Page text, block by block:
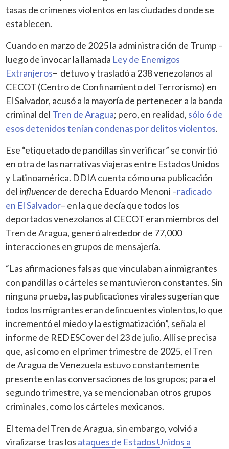
tasas de crímenes violentos en las ciudades donde se
establecen.
Cuando en marzo de 2025 la administración de Trump –
luego de invocar la llamada Ley de Enemigos
Extranjeros– detuvo y trasladó a 238 venezolanos al
CECOT (Centro de Confinamiento del Terrorismo) en
El Salvador, acusó a la mayoría de pertenecer a la banda
criminal del Tren de Aragua; pero, en realidad, sólo 6 de
esos detenidos tenían condenas por delitos violentos.
Ese “etiquetado de pandillas sin verificar” se convirtió
en otra de las narrativas viajeras entre Estados Unidos
y Latinoamérica. DDIA cuenta cómo una publicación
del influencerde derecha Eduardo Menoni –radicado
en El Salvador– en la que decía que todos los
deportados venezolanos al CECOT eran miembros del
Tren de Aragua, generó alrededor de 77,000
interacciones en grupos de mensajería.
“Las afirmaciones falsas que vinculaban a inmigrantes
con pandillas o cárteles se mantuvieron constantes. Sin
ninguna prueba, las publicaciones virales sugerían que
todos los migrantes eran delincuentes violentos, lo que
incrementó el miedo y la estigmatización”, señala el
informe de REDESCover del 23 de julio. Allí se precisa
que, así como en el primer trimestre de 2025, el Tren
de Aragua de Venezuela estuvo constantemente
presente en las conversaciones de los grupos; para el
segundo trimestre, ya se mencionaban otros grupos
criminales, como los cárteles mexicanos.
El tema del Tren de Aragua, sin embargo, volvió a
viralizarse tras los ataques de Estados Unidos a